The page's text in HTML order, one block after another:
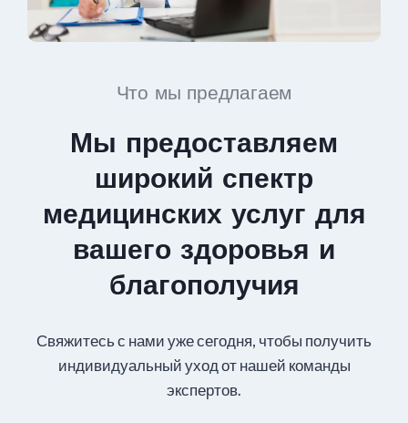
Что мы предлагаем
Мы предоставляем
широкий спектр
медицинских услуг для
вашего здоровья и
благополучия
Свяжитесь с нами уже сегодня, чтобы получить
индивидуальный уход от нашей команды
экспертов.